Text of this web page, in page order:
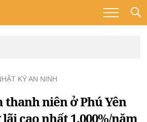
KÝ AN NINH
niên ở Phú Yên
cao nhất 1.000%/năm